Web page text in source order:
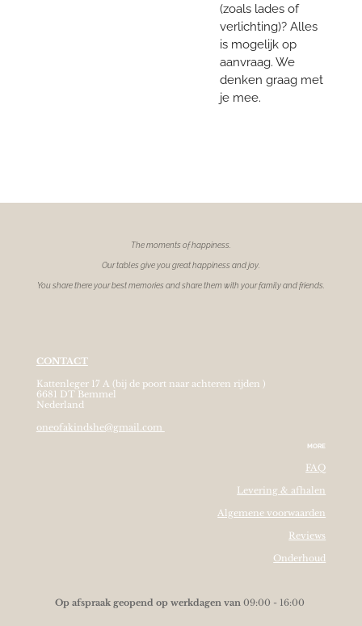
(zoals lades of
verlichting)? Alles
is mogelijk op
aanvraag. We
denken graag met
je mee.
The moments ofhappiness.
Our tables give you great happiness and joy.
You share there your best memories and share them with your family and friends.
CONTACT
Kattenleger 17 A (bij de poort naar achteren rijden )
6681 DT Bemmel
Nederland
oneofakindshe@gmail.com
MORE
FAQ
Levering & afhalen
Algemene voorwaarden
Reviews
Onderhoud
Op afspraak geopend op werkdagen van 09:00 - 16:00